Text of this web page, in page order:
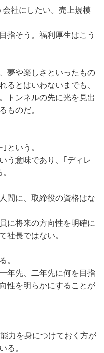
会社にしたい。売上規模
指そう。福利厚生はこう
夢や楽しさといったもの
るとはいわないまでも、
トンネルの先に光を見出
ものだ。
という。
う意味であり、｢ディレ
間に、取締役の資格はな
に将来の方向性を明確に
社長ではない。
。
年先、二年先に何を目指
性を明らかにすることが
力を身につけておく方が
る。